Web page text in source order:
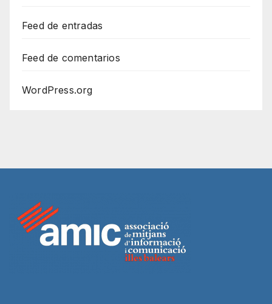
Feed de entradas
Feed de comentarios
WordPress.org